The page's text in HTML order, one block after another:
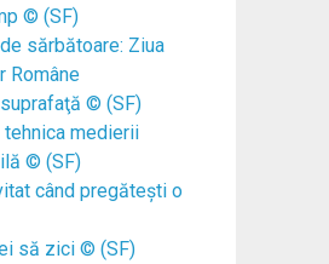
© (SF)
sărbătoare: Ziua
Române
© (SF)
medierii
© (SF)
când pregăteşti o
să zici © (SF)